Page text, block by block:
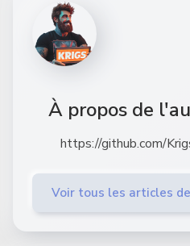
À propos de
https://github.com/
Voir tous les articles